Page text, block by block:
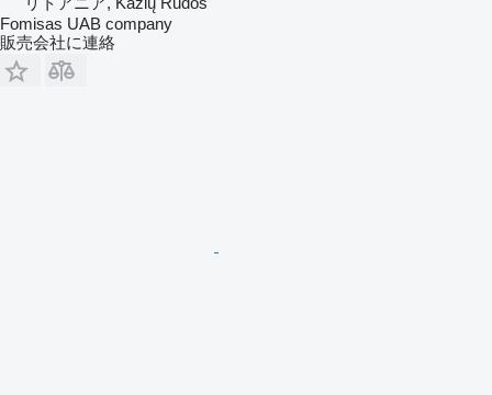
Fomisas UAB company
販売会社に連絡